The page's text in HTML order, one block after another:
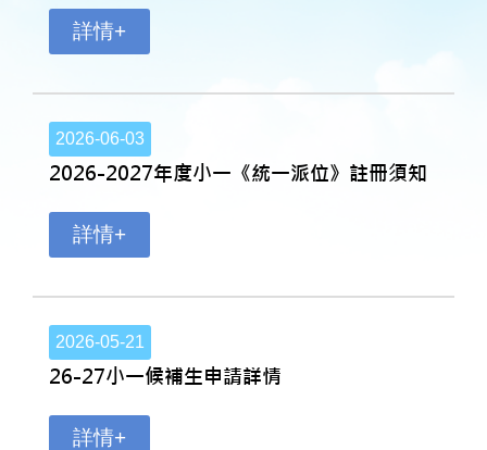
詳情+
2026-06-03
2026-2027年度小一《統一派位》註冊須知
詳情+
2026-05-21
26-27小一候補生申請詳情
詳情+